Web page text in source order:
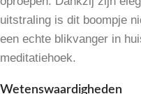
uitstraling is dit boompje
een echte blikvanger in
meditatiehoek.
Wetenswaardigheden